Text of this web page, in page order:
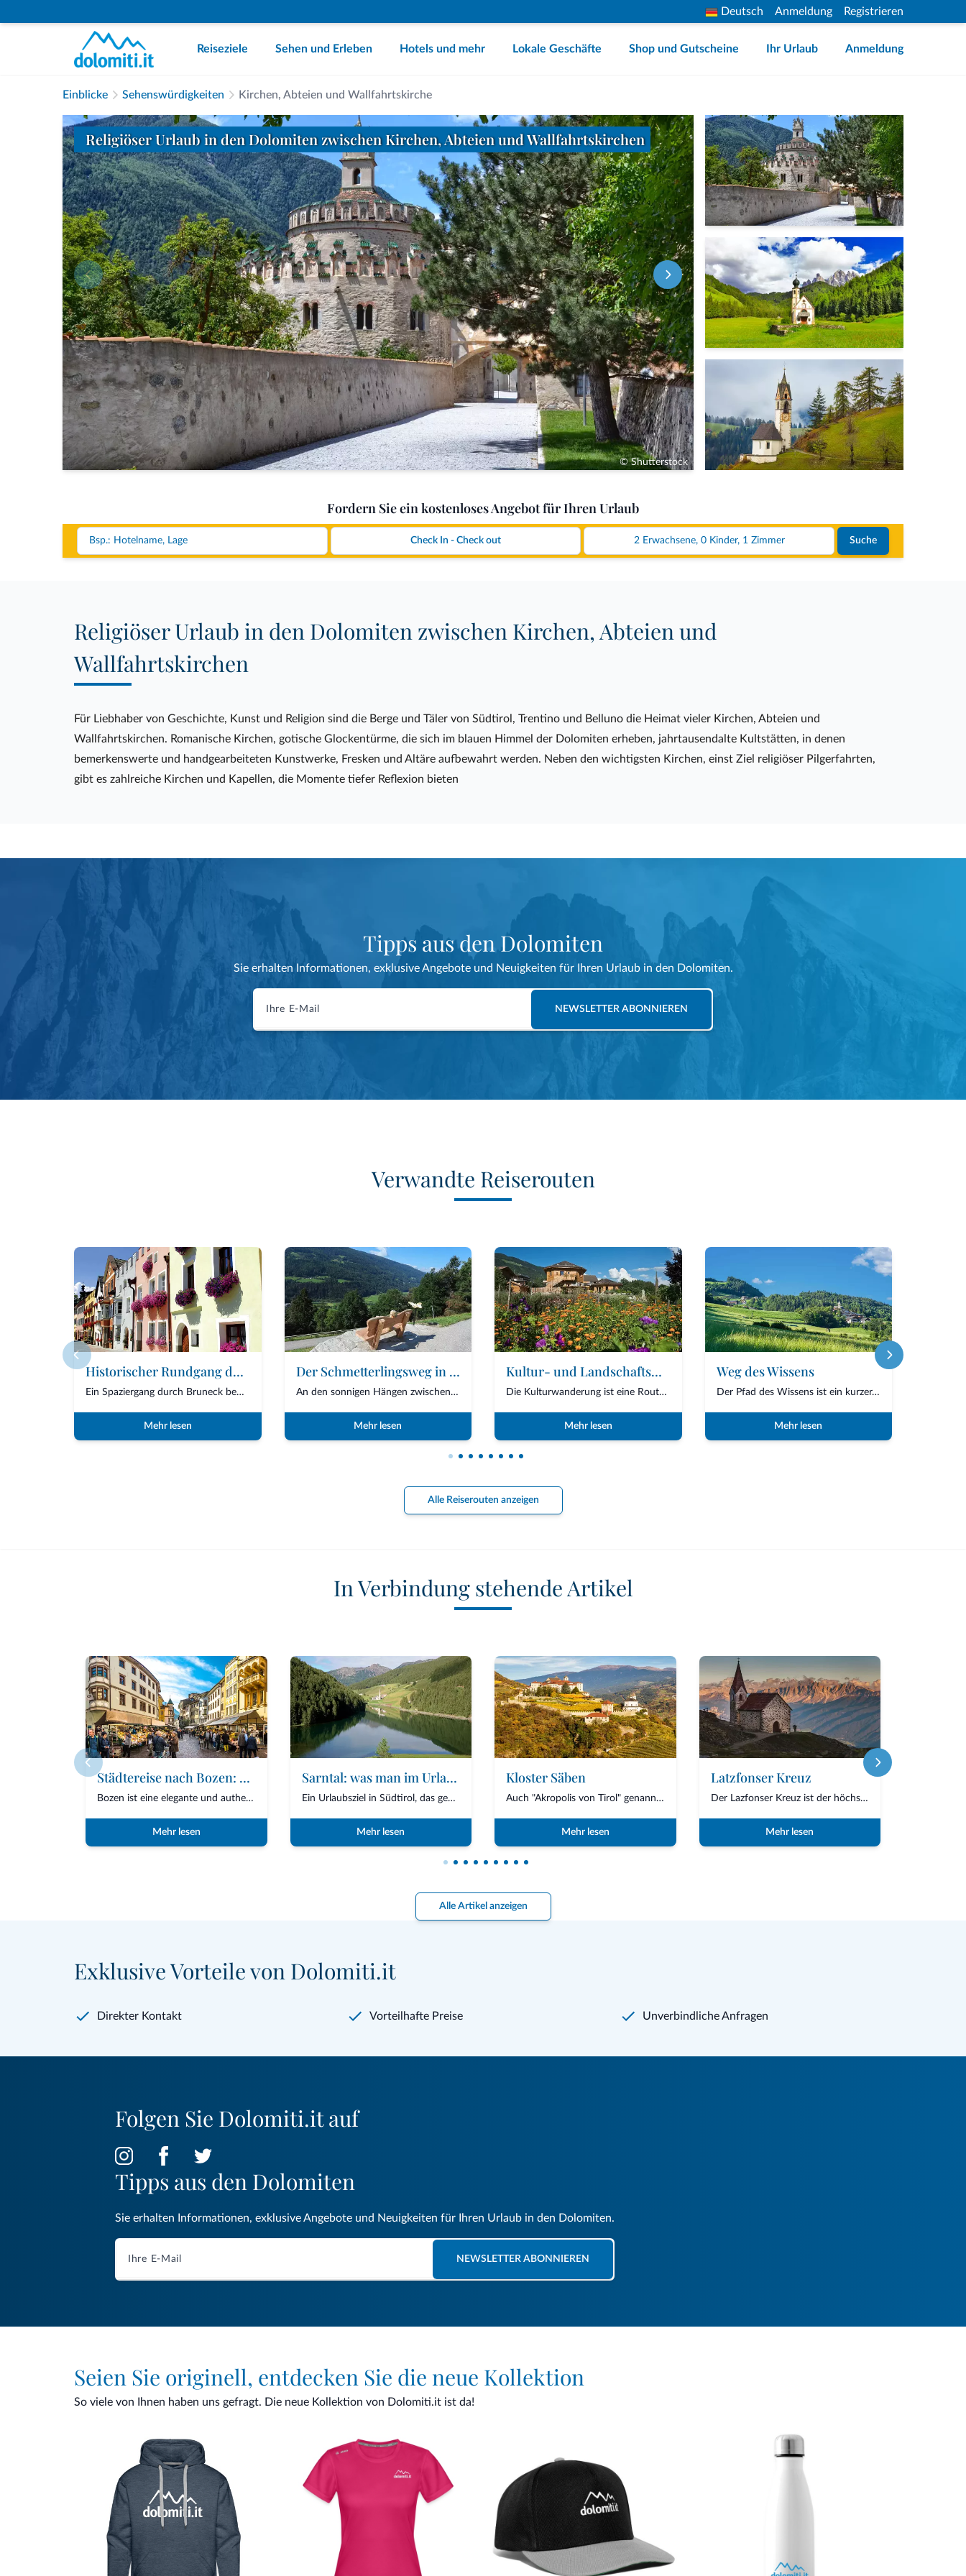
Deutsch Anmeldung Registrieren
Reiseziele Sehen und Erleben Hotels und mehr Lokale Geschäfte Shop und Gutscheine Ihr Urlaub Anmeldung
Einblicke Sehenswürdigkeiten Kirchen, Abteien und Wallfahrtskirche
Religiöser Urlaub in den Dolomiten zwischen Kirchen, Abteien und Wallfahrtskirchen
© Shutterstock
Fordern Sie ein kostenloses Angebot für Ihren Urlaub
2 Erwachsene, 0 Kinder, 1 Zimmer Suche
Religiöser Urlaub in den Dolomiten zwischen Kirchen, Abteien und
Wallfahrtskirchen
Für Liebhaber von Geschichte, Kunst und Religion sind die Berge und Täler von Südtirol, Trentino und Belluno die Heimat vieler Kirchen, Abteien und
Wallfahrtskirchen. Romanische Kirchen, gotische Glockentürme, die sich im blauen Himmel der Dolomiten erheben, jahrtausendalte Kultstätten, in denen
bemerkenswerte und handgearbeiteten Kunstwerke, Fresken und Altäre aufbewahrt werden. Neben den wichtigsten Kirchen, einst Ziel religiöser Pilgerfahrten,
gibt es zahlreiche Kirchen und Kapellen, die Momente tiefer Reflexion bieten
Tipps aus den Dolomiten
Sie erhalten Informationen, exklusive Angebote und Neuigkeiten für Ihren Urlaub in den Dolomiten.
NEWSLETTER ABONNIEREN
Verwandte Reiserouten
Historischer Rundgang durch die Straßen von Bruneck
Ein Spaziergang durch Bruneck bedeutet, in eine Stadt einzutauchen, die alpinen Charm...
Mehr lesen
Der Schmetterlingsweg in St. Sigmund
An den sonnigen Hängen zwischen St. Sigmund und Terenten pflegen die Bauern mit große...
Mehr lesen
Kultur- und Landschaftswanderung
Die Kulturwanderung ist eine Route, die Natur, Geschichte und Tradition miteinander v...
Mehr lesen
Weg des Wissens
Der Pfad des Wissens ist ein kurzer, aber bedeutungsvoller Weg, der Natur, Kunst und...
Mehr lesen
Alle Reiserouten anzeigen
In Verbindung stehende Artikel
Städtereise nach Bozen: was man sehen kann, was man unternehmen kann und wann die beste Reisezeit ist
Bozen ist eine elegante und authentische Alpenstadt, in der Kultur, Natur und Lebensq...
Mehr lesen
Sarntal: was man im Urlaub sehen und unternehmen kann
Ein Urlaubsziel in Südtirol, das geprägt ist von seiner volkstümlichen Tradition, der...
Mehr lesen
Kloster Säben
Auch "Akropolis von Tirol" genannt, ist das Benediktinerkloster Sabiona das Wahrzeich...
Mehr lesen
Latzfonser Kreuz
Der Lazfonser Kreuz ist der höchstgelegene Wallfahrtsort Südtirols auf 2.305 Metern a...
Mehr lesen
Alle Artikel anzeigen
Exklusive Vorteile von Dolomiti.it
Direkter Kontakt Vorteilhafte Preise Unverbindliche Anfragen
Folgen Sie Dolomiti.it auf
Tipps aus den Dolomiten
Sie erhalten Informationen, exklusive Angebote und Neuigkeiten für Ihren Urlaub in den Dolomiten.
NEWSLETTER ABONNIEREN
Seien Sie originell, entdecken Sie die neue Kollektion
So viele von Ihnen haben uns gefragt. Die neue Kollektion von Dolomiti.it ist da!